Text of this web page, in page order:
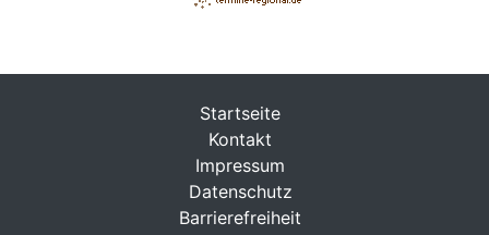
Startseite
Kontakt
Impressum
Datenschutz
Barrierefreiheit